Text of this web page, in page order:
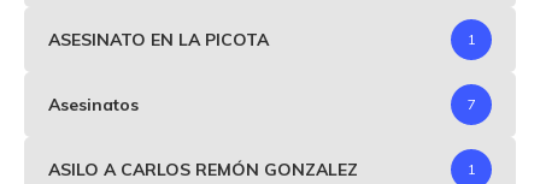
ASESINATO EN LA PICOTA 1
Asesinatos 7
ASILO A CARLOS REMÓN GONZALEZ 1